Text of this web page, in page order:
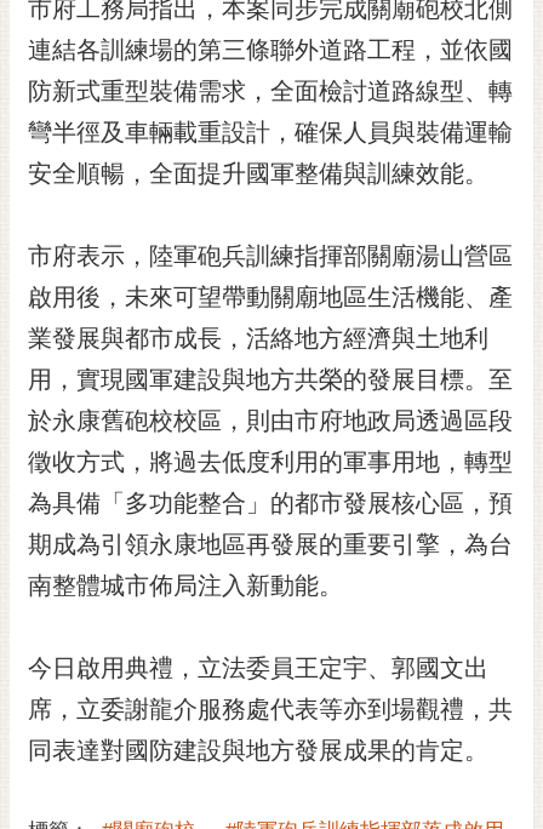
市府工務局指出，本案同步完成關廟砲校北側
連結各訓練場的第三條聯外道路工程，並依國
防新式重型裝備需求，全面檢討道路線型、轉
彎半徑及車輛載重設計，確保人員與裝備運輸
安全順暢，全面提升國軍整備與訓練效能。
市府表示，陸軍砲兵訓練指揮部關廟湯山營區
啟用後，未來可望帶動關廟地區生活機能、產
業發展與都市成長，活絡地方經濟與土地利
用，實現國軍建設與地方共榮的發展目標。至
於永康舊砲校校區，則由市府地政局透過區段
徵收方式，將過去低度利用的軍事用地，轉型
為具備「多功能整合」的都市發展核心區，預
期成為引領永康地區再發展的重要引擎，為台
南整體城市佈局注入新動能。
今日啟用典禮，立法委員王定宇、郭國文出
席，立委謝龍介服務處代表等亦到場觀禮，共
同表達對國防建設與地方發展成果的肯定。